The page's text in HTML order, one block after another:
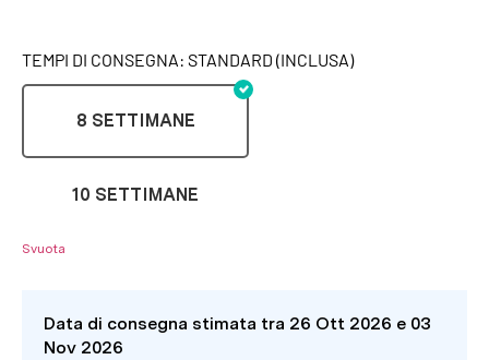
TEMPI DI CONSEGNA: STANDARD (INCLUSA)
8 SETTIMANE
10 SETTIMANE
Svuota
Data di consegna stimata tra 26 Ott 2026 e 03
Nov 2026